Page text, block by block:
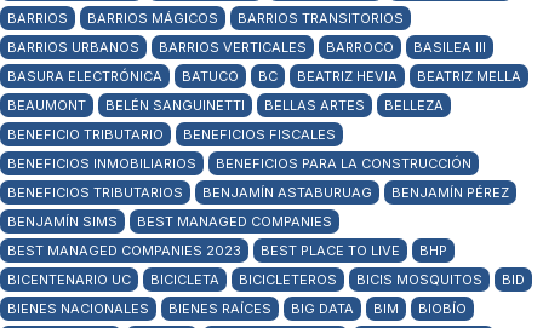
BARRIOS
BARRIOS MÁGICOS
BARRIOS TRANSITORIOS
BARRIOS URBANOS
BARRIOS VERTICALES BARROCO
BASILEA III
BASURA ELECTRÓNICA
BATUCO BC BEATRIZ HEVIA
BEATRIZ MELLA
BEAUMONT
BELÉN SANGUINETTI BELLAS ARTES
BELLEZA
BENEFICIO TRIBUTARIO
BENEFICIOS FISCALES
BENEFICIOS INMOBILIARIOS
BENEFICIOS PARA LA CONSTRUCCIÓN
BENEFICIOS TRIBUTARIOS
BENJAMÍN ASTABURUAG
BENJAMÍN PÉREZ
BENJAMÍN SIMS
BEST MANAGED COMPANIES
BEST MANAGED COMPANIES 2023
BEST PLACE TO LIVE
BHP
BICENTENARIO UC
BICICLETA BICICLETEROS BICIS MOSQUITOS
BID
BIENES NACIONALES
BIENES RAÍCES BIG DATA BIM
BIOBÍO